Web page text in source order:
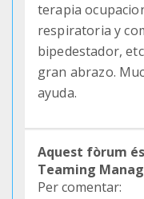
terapia
respiratoria y
bipedestador,
gran abrazo.
ayuda.
Aquest fòrum
Teaming
Per comentar: